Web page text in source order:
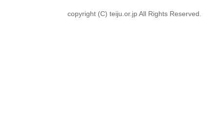
copyright (C) teiju.or.jp All Rights Reserved.